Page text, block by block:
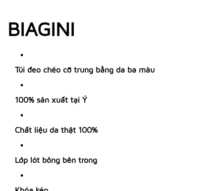
BIAGINI
Túi đeo chéo cỡ trung bằng da ba màu
100% sản xuất tại Ý
Chất liệu da thật 100%
Lớp lót bông bên trong